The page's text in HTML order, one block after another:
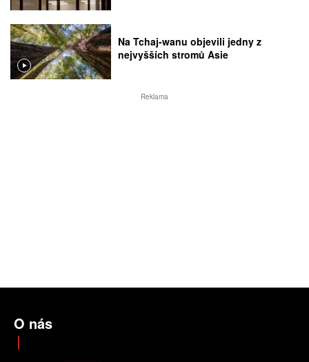
Na Tchaj-wanu objevili jedny z
nejvyšších stromů Asie
Reklama
O nás